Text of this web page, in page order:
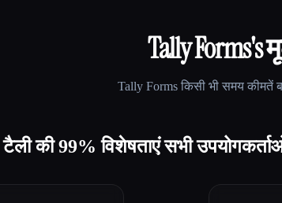
Tally Forms's
Tally Formsकिसी भी समय कीमतें
टैली की 99% विशेषताएं सभी